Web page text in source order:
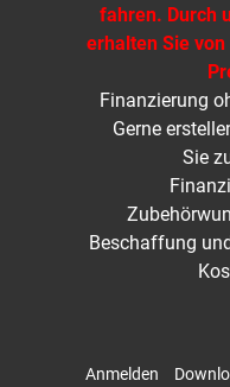
fahren. Durch
erhalten Sie
Finanzierung
Gerne
Sie
Beschaffung
Anmelden